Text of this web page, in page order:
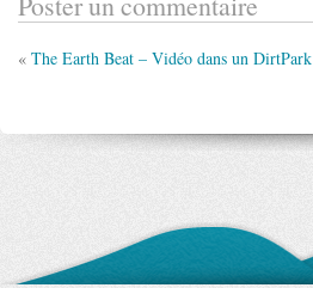
« The Earth Beat – Vidéo dans un DirtPark